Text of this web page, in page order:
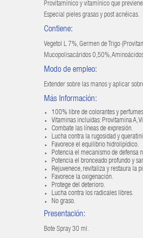
Provitamínico y vitamínico que
Especial pieles grasas y post acnéicas.
Contiene:
Vegetol L 7%, Germen de Trigo
Mucopolisacáridos 0,50%,
Modo de empleo:
Extender sobre las manos y aplicar
Más Información:
100% libre de colorantes y
Vitaminas incluidas: Provitamina A,
Combate las líneas de expresión.
Lucha contra la rugosidad y
Favorece el equilibrio hidrolipídico.
Potencia el mecanismo de defensa
Potencia el bronceado profundo y
Rejuvenece, revitaliza y restaura la
Favorece la oxigenación.
Protege del deterioro.
Lucha contra los radicales libres.
No graso.
Presentación:
Bote Spray 30 ml.